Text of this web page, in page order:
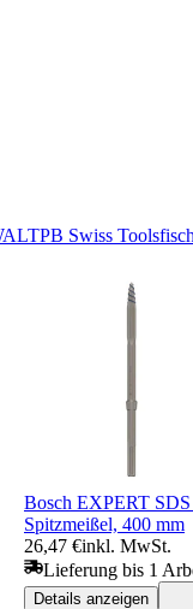
PB Swiss Tools
Bosch EXPERT
Spitzmeißel, 400 mm
26,47 €inkl. MwSt.
Lieferung bis 1
Details anzeigen